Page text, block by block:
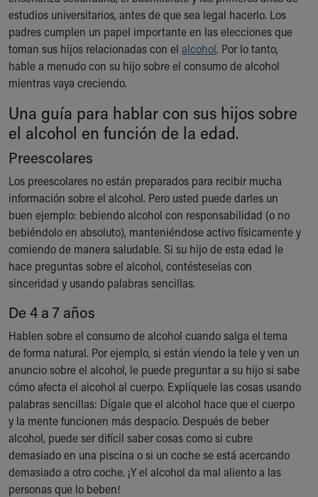
Ronald McDonald House Care Mobile
Health Centers
Symptom Checker
Financial Services
Price Estimates
Family Supports
Sports Health Services Provider for Akron Zips
New Parents
Find a Pediatrician
MyChart
Make an Appointment
Breastfeeding Medicine
Child Passenger Safety
Safe Sleep for Babies
Safe Sleep
About Akron Children's Pediatrics
Building a Brighter Future
Our Mission, Vision, Promise
Calendar of Events
Community Mission
Connect With Us
Our Culture of Caring
Newsroom
Our Leadership
Quality and Patient Safety
Unity and Engagement
Women's Board
estudios universitarios, antes de que sea legal hacerlo. Los
padres cumplen un papel importante en las elecciones que
toman sus hijos relacionadas con el alcohol. Por lo tanto,
hable a menudo con su hijo sobre el consumo de alcohol
mientras vaya creciendo.
Una guía para hablar con sus hijos sobre
el alcohol en función de la edad.
Preescolares
Los preescolares no están preparados para recibir mucha
información sobre el alcohol. Pero usted puede darles un
buen ejemplo: bebiendo alcohol con responsabilidad (o no
bebiéndolo en absoluto), manteniéndose activo físicamente y
comiendo de manera saludable. Si su hijo de esta edad le
hace preguntas sobre el alcohol, contésteselas con
sinceridad y usando palabras sencillas.
De 4 a 7 años
Hablen sobre el consumo de alcohol cuando salga el tema
de forma natural. Por ejemplo, si están viendo la tele y ven un
anuncio sobre el alcohol, le puede preguntar a su hijo si sabe
cómo afecta el alcohol al cuerpo. Explíquele las cosas usando
palabras sencillas: Dígale que el alcohol hace que el cuerpo
y la mente funcionen más despacio. Después de beber
alcohol, puede ser difícil saber cosas como si cubre
demasiado en una piscina o si un coche se está acercando
demasiado a otro coche. ¡Y el alcohol da mal aliento a las
personas que lo beben!